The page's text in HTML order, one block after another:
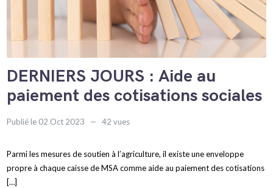
DERNIERS JOURS : Aide au
paiement des cotisations sociales
Publié le 02 Oct 2023 42 vues
Parmi les mesures de soutien à l’agriculture, il existe une enveloppe
propre à chaque caisse de MSA comme aide au paiement des cotisations
[…]